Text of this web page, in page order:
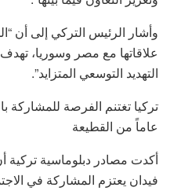
وأشار الرئيس التركي إلى أن
علاقاتها مع مصر وسوريا،
التهديد التوسعي المتزايد”.
عاماً من القطيعة
أكدت مصادر دبلوماسية تركية
فيدان يعتزم المشاركة في